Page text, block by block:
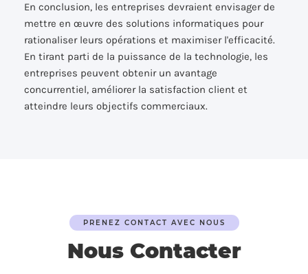
En conclusion, les entreprises devraient envisager de
mettre en œuvre des solutions informatiques pour
rationaliser leurs opérations et maximiser l'efficacité.
En tirant parti de la puissance de la technologie, les
entreprises peuvent obtenir un avantage
concurrentiel, améliorer la satisfaction client et
atteindre leurs objectifs commerciaux.
PRENEZ CONTACT AVEC NOUS
Nous Contacter